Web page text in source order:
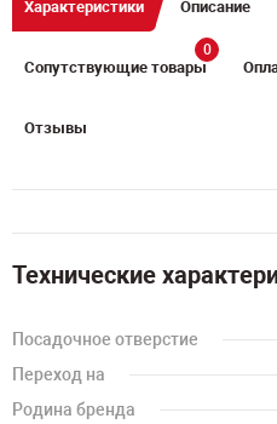
Характеристики Описание
Сопутствующие товары
0
Отзывы
Технические
Посадочное отверстие
Переход на
Родина бренда